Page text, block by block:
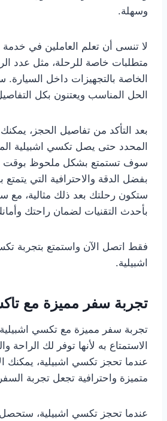
وسهلة.
لا تنسى أن تعلم العاملين في خدمة
متطلبات خاصة للرحلة، مثل عدد
الخاصة بالتجهيزات داخل
الحل المناسب ويعتنون بكل
بعد التأكد من تفاصيل الحجز،
المحدد حتى يصل تكسي اشبيلية
سوف تستمتع بشكل ملحوظ بوقت
بفضل الدقة والاحترافية التي يتمتع
ستكون رحلتك بعد ذلك مثالية، مع
بأحدث التقنيات لضمان راحتك
فقط اتصل الآن واستمتع بتجربة
اشبيلية.
تجربة سفر مميزة مع
تجربة سفر مميزة مع تكسي
الاستمتاع به لأنها توفر لك الراحة
عندما تحجز تكسي اشبيلية، يمكنك
متميزة واحترافية تجعل تجربة
عندما تحجز تكسي اشبيلية،